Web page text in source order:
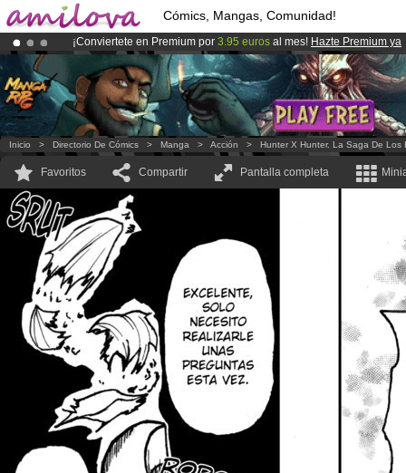
Cómics, Mangas, Comunidad!
¡Conviertete en Premium por 3.95 euros al mes! Hazte Premium ya
¡Ya tenemos 100000miembrosy 1000Cómics y Mangas!.
El Kickstarter Amilova está desormado lanzado!.
Inicio > Directorio De Cómics > Manga > Acción > Hunter X Hunter. La Saga De Los
Favoritos Compartir Pantalla completa